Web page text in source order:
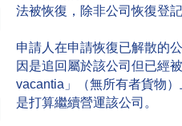
法被恢復，除非公司恢復登
申請人在申請恢復已解散的
因是追回屬於該公司但已經
vacantia」（無所有者貨物
是打算繼續營運該公司。